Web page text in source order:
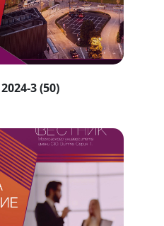
2024-3 (50)